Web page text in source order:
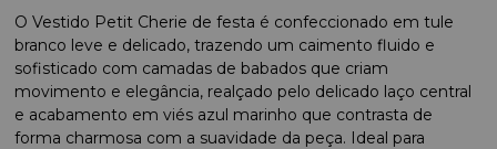
O Vestido Petit Cherie de festa é confeccionado em tule
branco leve e delicado, trazendo um caimento fluido e
sofisticado com camadas de babados que criam
movimento e elegância, realçado pelo delicado laço central
e acabamento em viés azul marinho que contrasta de
forma charmosa com a suavidade da peça. Ideal para